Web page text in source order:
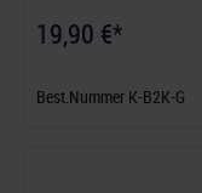
19,90 €*
Best.Nummer K-B2K-G